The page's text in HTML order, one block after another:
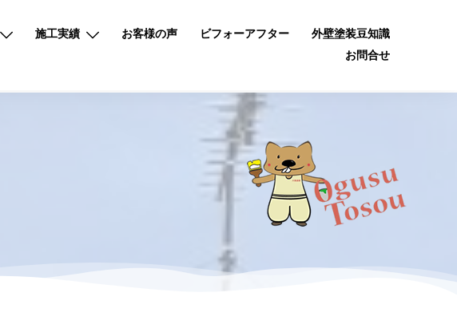
施工実績 お客様の声 ビフォーアフター
外壁塗装豆知識
お問合せ